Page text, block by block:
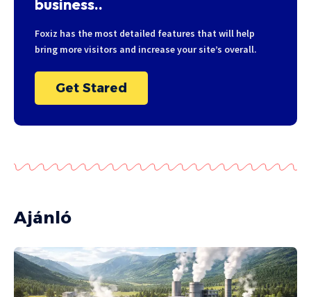
business..
Foxiz has the most detailed features that will help
bring more visitors and increase your site’s overall.
Get Stared
Ajánló